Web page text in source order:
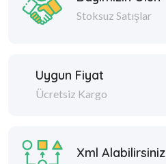
Stoksuz Satışlar
Uygun Fiyat
Ücretsiz Kargo
Xml Alabilirsiniz